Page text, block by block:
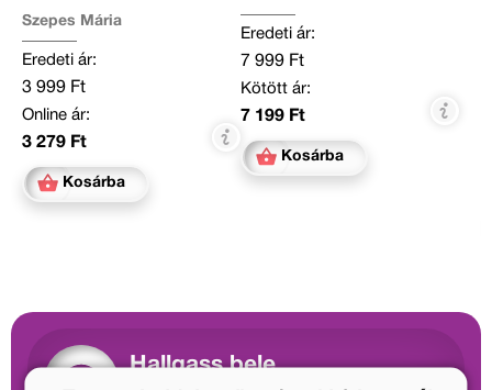
Szepes Mária
Eredeti ár:
3 999 Ft
Online ár:
3 279 Ft
Kosárba
Eredeti ár:
7 999 Ft
Kötött ár:
7 199 Ft
Kosárba
Hallgass bele